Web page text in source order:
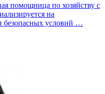
помощница по хозяйству с
на
безопасных условий …